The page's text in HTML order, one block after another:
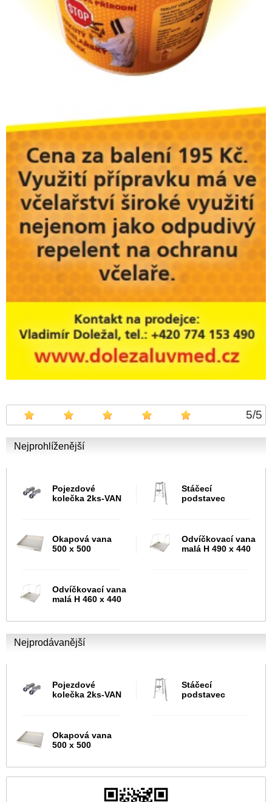
5/5
Nejprohlíženější
Pojezdové
kolečka 2ks-VAN
Stáčecí
podstavec
Okapová vana
500 x 500
Odvíčkovací vana
malá H 490 x 440
Odvíčkovací vana
malá H 460 x 440
Nejprodávanější
Pojezdové
kolečka 2ks-VAN
Stáčecí
podstavec
Okapová vana
500 x 500